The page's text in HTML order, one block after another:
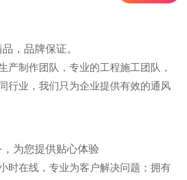
，品牌保证。
产制作团队，专业的工程施工团队，
行业，我们只为企业提供有效的通风
为您提供贴心体验
时在线，专业为客户解决问题；拥有